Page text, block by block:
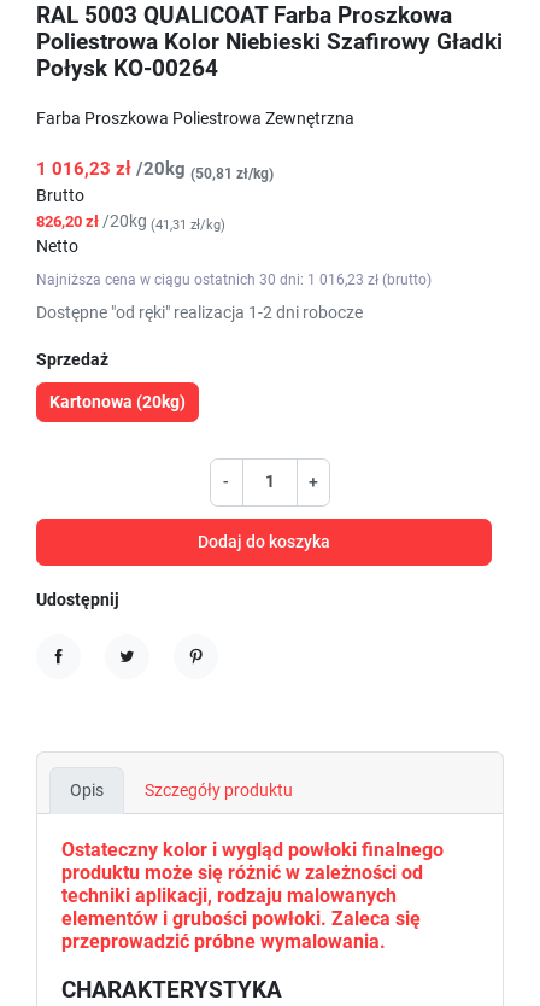
RAL 5003 QUALICOAT Farba Proszkowa
Poliestrowa Kolor Niebieski Szafirowy Gładki
Połysk KO-00264
Farba Proszkowa Poliestrowa Zewnętrzna
1 016,23 zł /20kg (50,81 zł/kg)
Brutto
826,20 zł /20kg (41,31 zł/kg)
Netto
Najniższa cena w ciągu ostatnich 30 dni: 1 016,23 zł (brutto)
Dostępne "od ręki" realizacja 1-2 dni robocze
Sprzedaż
Kartonowa (20kg)
- +
Dodaj do koszyka
Udostępnij
Opis Szczegóły produktu
Ostateczny kolor i wygląd powłoki finalnego
produktu może się różnić w zależności od
techniki aplikacji, rodzaju malowanych
elementów i grubości powłoki. Zaleca się
przeprowadzić próbne wymalowania.
CHARAKTERYSTYKA